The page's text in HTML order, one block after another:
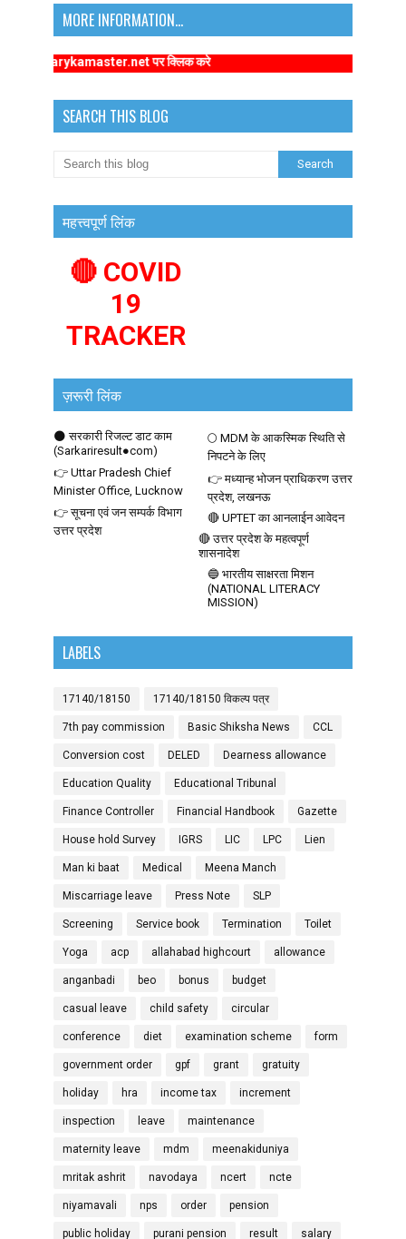
MORE INFORMATION...
पर क्लिक करे
SEARCH THIS BLOG
महत्त्वपूर्ण लिंक
🔴 COVID
19
TRACKER
ज़रूरी लिंक
🌑 सरकारी रिजल्ट डाट काम
(Sarkariresult●com)
🌕 MDM के आकस्मिक स्थिति से
निपटने के लिए
👉 Uttar Pradesh Chief
Minister Office, Lucknow
👉 मध्यान्ह भोजन प्राधिकरण उत्तर
प्रदेश, लखनऊ
👉 सूचना एवं जन सम्पर्क विभाग
उत्तर प्रदेश
🔴 UPTET का आनलाईन आवेदन
🔴 उत्तर प्रदेश के महत्वपूर्ण
शासनादेश
🔵 भारतीय साक्षरता मिशन
(NATIONAL LITERACY
MISSION)
LABELS
17140/18150 17140/18150 विकल्प पत्र
7th pay commission Basic Shiksha News CCL
Conversion cost DELED Dearness allowance
Education Quality Educational Tribunal
Finance Controller Financial Handbook Gazette
House hold Survey IGRS LIC LPC Lien
Man ki baat Medical Meena Manch
Miscarriage leave Press Note SLP
Screening Service book Termination Toilet
Yoga acp allahabad highcourt allowance
anganbadi beo bonus budget
casual leave child safety circular
conference diet examination scheme form
government order gpf grant gratuity
holiday hra income tax increment
inspection leave maintenance
maternity leave mdm meenakiduniya
mritak ashrit navodaya ncert ncte
niyamavali nps order pension
public holiday purani pension result salary